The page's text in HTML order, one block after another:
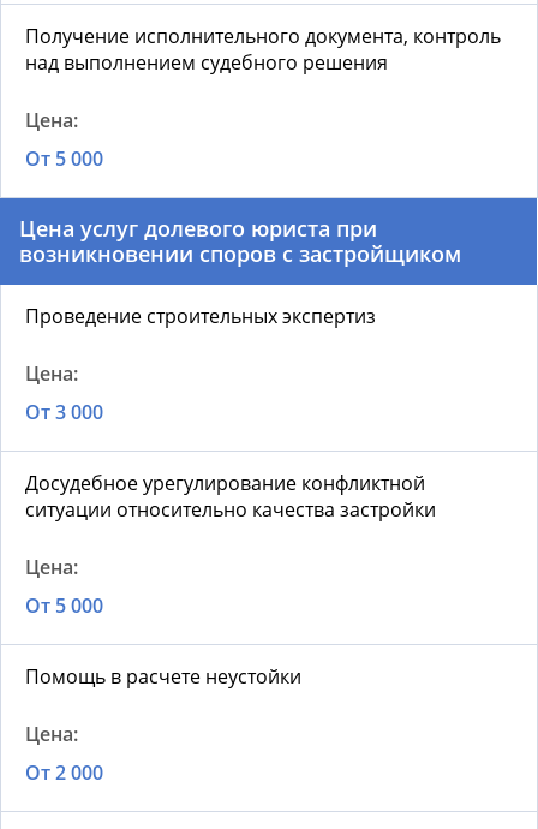
Получение исполнительного документа, контроль
над выполнением судебного решения
От 5 000
Цена услуг долевого юриста при
возникновении споров с застройщиком
Проведение строительных экспертиз
От 3 000
Досудебное урегулирование конфликтной
ситуации относительно качества застройки
От 5 000
Помощь в расчете неустойки
От 2 000